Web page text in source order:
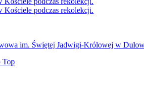
im. Świętej Jadwigi-Królowej w
Top